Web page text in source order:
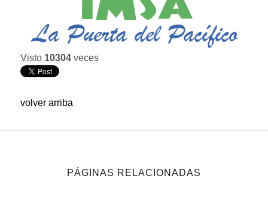
Visto 10304 veces
volver arriba
PÁGINAS RELACIONADAS